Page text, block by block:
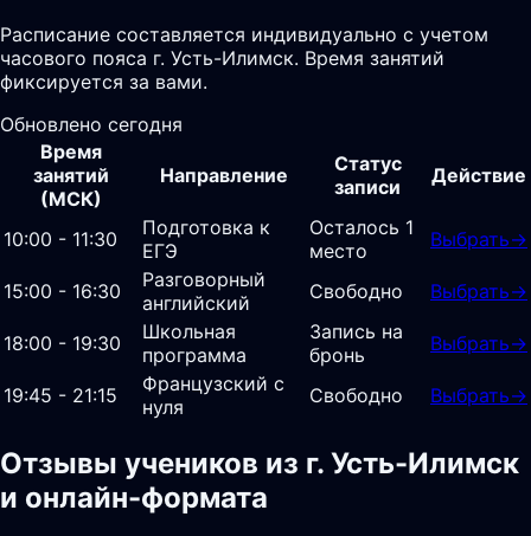
Расписание составляется индивидуально с учетом
часового пояса г. Усть-Илимск. Время занятий
фиксируется за вами.
Обновлено сегодня
Время
занятий
(МСК)
Направление
Статус
записи
Действие
10:00 - 11:30
Подготовка к
ЕГЭ
Осталось 1
место
Выбрать→
15:00 - 16:30
Разговорный
английский
Свободно Выбрать→
18:00 - 19:30
Школьная
программа
Запись на
бронь
Выбрать→
19:45 - 21:15
Французский с
нуля
Свободно Выбрать→
Отзывы учеников из г. Усть-Илимск
и онлайн-формата